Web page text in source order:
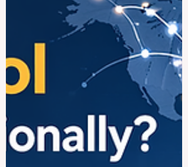
Es gibt nicht die eine beste Universität für
alle. Die richtige Wahl hängt immer vom
gewünschten Studienfach, vom Lernstil,
vom Standort, vom Budget und von den
beruflichen Zielen ab. Trotzdem kann man
in einer allgemeinen öffentlichen Antwort
sagen, dass die Universität Nairobi oft als
eine der bekanntesten und stä